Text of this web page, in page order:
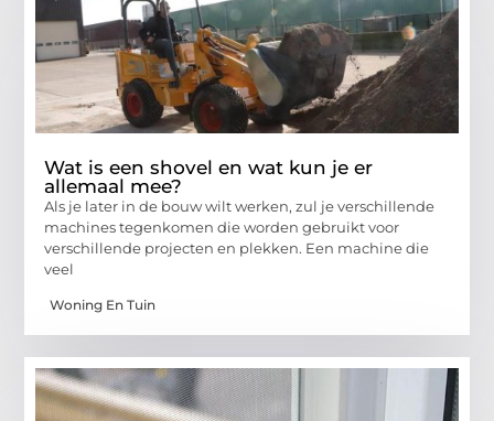
Wat is een shovel en wat kun je er
allemaal mee?
Als je later in de bouw wilt werken, zul je verschillende
machines tegenkomen die worden gebruikt voor
verschillende projecten en plekken. Een machine die
veel
Woning En Tuin